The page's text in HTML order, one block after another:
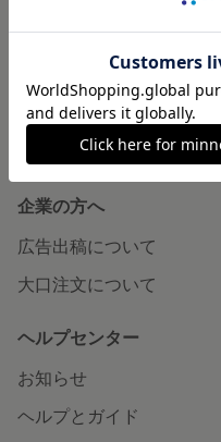
minneとものづくりと
ニュース
minneの本
企業の方へ
広告出稿について
大口注文について
ヘルプセンター
お知らせ
ヘルプとガイド